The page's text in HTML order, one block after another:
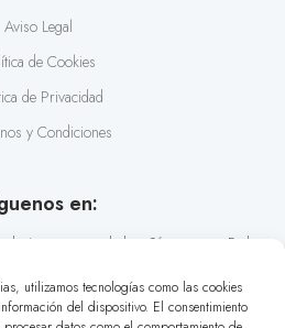
utilizamos tecnologías como las cookies
del dispositivo. El consentimiento
Aviso Legal
de Cookies
de Privacidad
y Condiciones
en:
y novedades. Síguenos en Redes